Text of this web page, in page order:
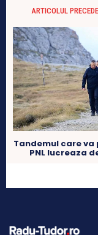
ARTICOLUL
Tandemul care va
PNL lucreaza